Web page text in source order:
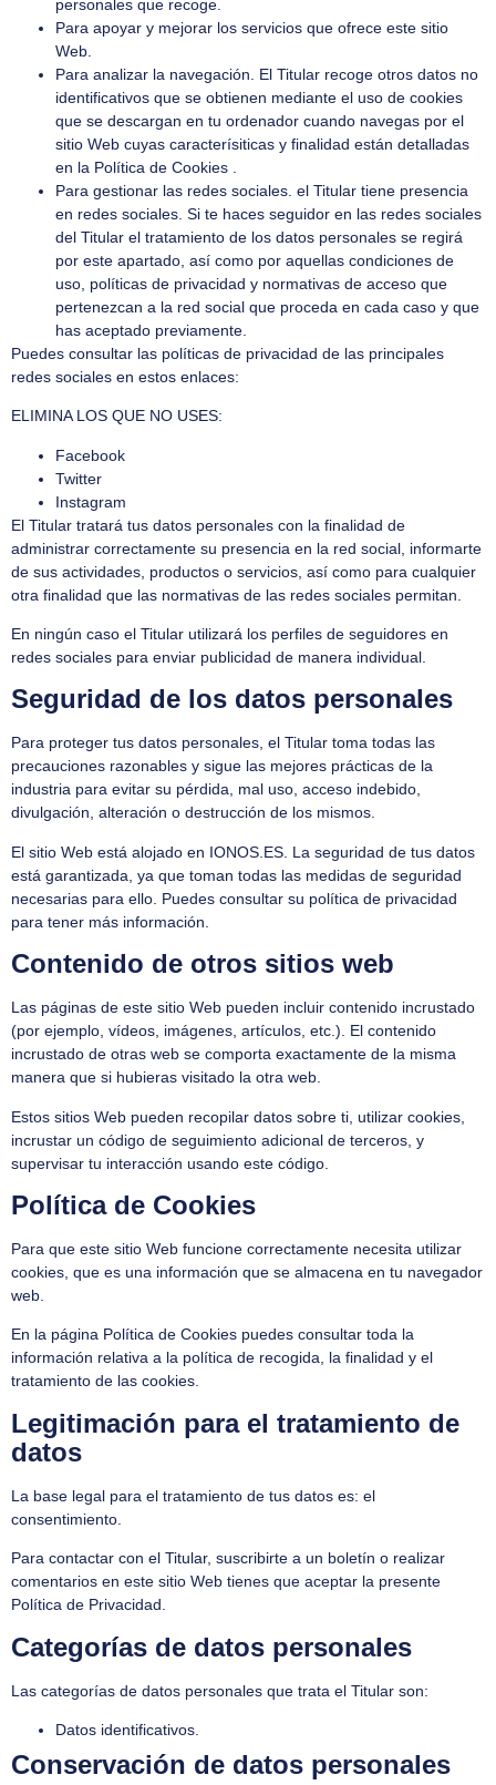
personales que recoge.
Para apoyar y mejorar los servicios que ofrece este sitio
Web.
Para analizar la navegación. El Titular recoge otros datos no
identificativos que se obtienen mediante el uso de cookies
que se descargan en tu ordenador cuando navegas por el
sitio Web cuyas caracterísiticas y finalidad están detalladas
en la Política de Cookies .
Para gestionar las redes sociales. el Titular tiene presencia
en redes sociales. Si te haces seguidor en las redes sociales
del Titular el tratamiento de los datos personales se regirá
por este apartado, así como por aquellas condiciones de
uso, políticas de privacidad y normativas de acceso que
pertenezcan a la red social que proceda en cada caso y que
has aceptado previamente.
Puedes consultar las políticas de privacidad de las principales
redes sociales en estos enlaces:
ELIMINA LOS QUE NO USES:
Facebook
Twitter
Instagram
El Titular tratará tus datos personales con la finalidad de
administrar correctamente su presencia en la red social, informarte
de sus actividades, productos o servicios, así como para cualquier
otra finalidad que las normativas de las redes sociales permitan.
En ningún caso el Titular utilizará los perfiles de seguidores en
redes sociales para enviar publicidad de manera individual.
Seguridad de los datos personales
Para proteger tus datos personales, el Titular toma todas las
precauciones razonables y sigue las mejores prácticas de la
industria para evitar su pérdida, mal uso, acceso indebido,
divulgación, alteración o destrucción de los mismos.
El sitio Web está alojado en IONOS.ES. La seguridad de tus datos
está garantizada, ya que toman todas las medidas de seguridad
necesarias para ello. Puedes consultar su política de privacidad
para tener más información.
Contenido de otros sitios web
Las páginas de este sitio Web pueden incluir contenido incrustado
(por ejemplo, vídeos, imágenes, artículos, etc.). El contenido
incrustado de otras web se comporta exactamente de la misma
manera que si hubieras visitado la otra web.
Estos sitios Web pueden recopilar datos sobre ti, utilizar cookies,
incrustar un código de seguimiento adicional de terceros, y
supervisar tu interacción usando este código.
Política de Cookies
Para que este sitio Web funcione correctamente necesita utilizar
cookies, que es una información que se almacena en tu navegador
web.
En la página Política de Cookies puedes consultar toda la
información relativa a la política de recogida, la finalidad y el
tratamiento de las cookies.
Legitimación para el tratamiento de
datos
La base legal para el tratamiento de tus datos es: el
consentimiento.
Para contactar con el Titular, suscribirte a un boletín o realizar
comentarios en este sitio Web tienes que aceptar la presente
Política de Privacidad.
Categorías de datos personales
Las categorías de datos personales que trata el Titular son:
Datos identificativos.
Conservación de datos personales